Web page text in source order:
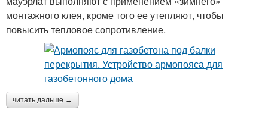
монтажного клея, кроме того ее утепляют, чтобы
повысить тепловое сопротивление.
читать дальше →